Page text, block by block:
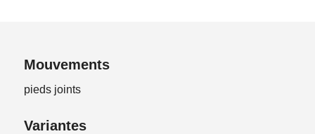
Mouvements
pieds joints
Variantes